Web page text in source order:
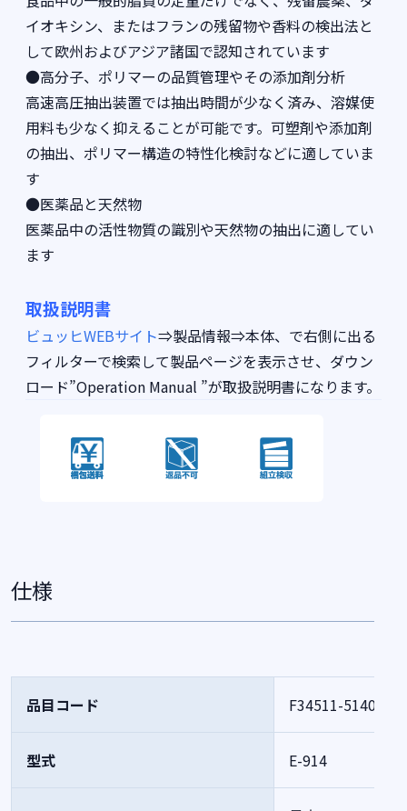
イオキシン、またはフランの残留物や香料の検出法と
して欧州およびアジア諸国で認知されています
●高分子、ポリマーの品質管理やその添加剤分析
高速高圧抽出装置では抽出時間が少なく済み、溶媒使
用料も少なく抑えることが可能です。可塑剤や添加剤
の抽出、ポリマー構造の特性化検討などに適していま
す
●医薬品と天然物
医薬品中の活性物質の識別や天然物の抽出に適してい
ます
取扱説明書
ビュッヒWEBサイト⇒製品情報⇒本体、で右側に出る
フィルターで検索して製品ページを表示させ、ダウン
ロード”Operation Manual ”が取扱説明書になります。
仕様
品目コード F34511-514042
型式 E-914